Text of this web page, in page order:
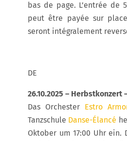
bas de page. L’entrée de
peut être payée sur
seront intégralement
DE
26.10.2025 – Herbstkonzert
Das Orchester Estro
Tanzschule Danse-Élancé
Oktober um 17:00 Uhr ein.